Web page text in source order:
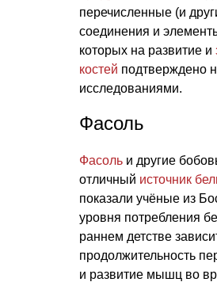
перечисленные (и
соединения и
которых на развитие и
костей подтверждено
исследованиями.
Фасоль
Фасоль и другие
отличный источник
показали учёные из
уровня потребления
раннем детстве
продолжительность
и развитие мышц во